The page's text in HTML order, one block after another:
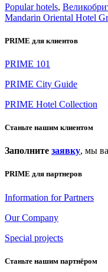
Popular hotels,
Mandarin Oriental Hotel
PRIME для клиентов
PRIME 101
PRIME City Guide
PRIME Hotel Collection
Станьте нашим клиентом
Заполните заявку, мы
PRIME для партнеров
Information for Partners
Our Company
Special projects
Станьте нашим партнёром